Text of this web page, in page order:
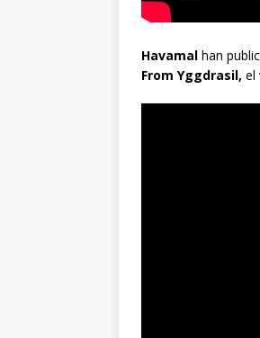
Havamal han
From Yggdrasil, el